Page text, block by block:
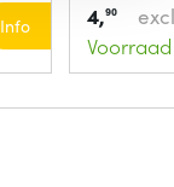
Info 4,90
Voorraad